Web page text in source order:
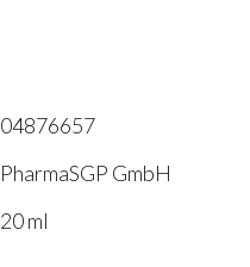
04876657
PharmaSGP GmbH
20 ml